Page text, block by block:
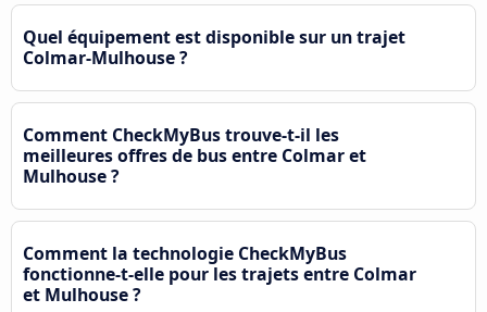
Quel équipement est disponible sur un trajet
Colmar-Mulhouse ?
Comment CheckMyBus trouve-t-il les
meilleures offres de bus entre Colmar et
Mulhouse ?
Comment la technologie CheckMyBus
fonctionne-t-elle pour les trajets entre Colmar
et Mulhouse ?